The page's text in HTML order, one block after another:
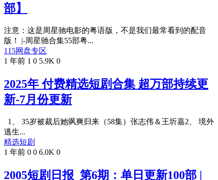
部】
注意：这是周星驰电影的粤语版，不是我们最常看到的配音
版！ |-周星驰合集55部粤...
115网盘专区
1 年前 1 0 5.9K 0
2025年 付费精选短剧合集 超万部持续更
新-7月份更新
1、 35岁被裁后她飒爽归来（58集）张志伟＆王圻嘉2、 境外
逃生...
精选短剧
1 年前 0 0 6.0K 0
2005短剧日报_第6期：单日更新100部 |